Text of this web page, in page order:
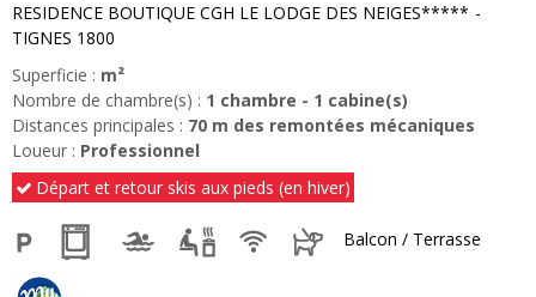
RESIDENCE BOUTIQUE CGH LE LODGE DES NEIGES*****
TIGNES 1800
Superficie : m²
Nombre de chambre(s) : 1 chambre 1 cabine(s)
Distances principales : 70 m des remontées mécaniques
Loueur : Professionnel
Départ et retour skis aux pieds (en hiver)
Balcon / Terrasse